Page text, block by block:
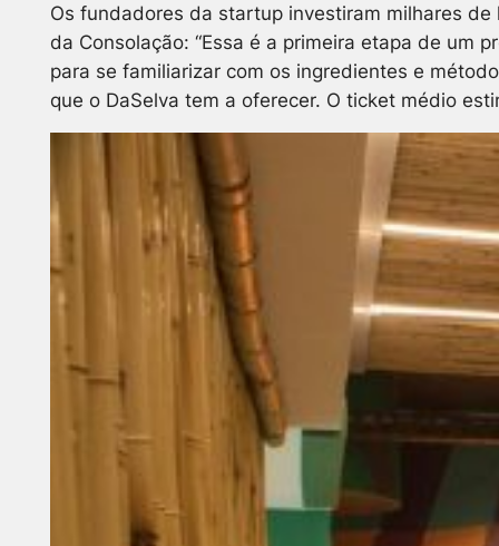
Os fundadores da startup investiram milhares
da Consolação: “Essa é a primeira etapa de um
para se familiarizar com os ingredientes e
que o DaSelva tem a oferecer. O ticket médio